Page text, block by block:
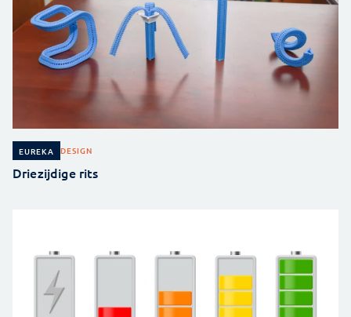
EUREKA DESIGN
Driezijdige rits